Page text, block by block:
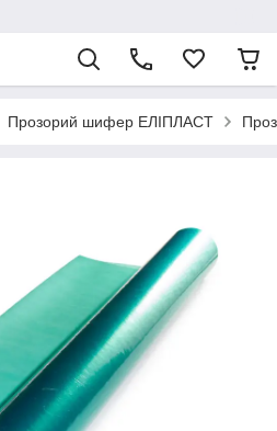
Прозорий шифер ЕЛІПЛАСТ